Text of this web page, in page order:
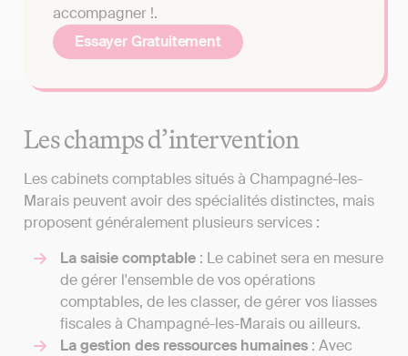
accompagner !.
Essayer Gratuitement
Les champs d’intervention
Les cabinets comptables situés à Champagné-les-
Marais peuvent avoir des spécialités distinctes, mais
proposent généralement plusieurs services :
La saisie comptable : Le cabinet sera en mesure
de gérer l'ensemble de vos opérations
comptables, de les classer, de gérer vos liasses
fiscales à Champagné-les-Marais ou ailleurs.
La gestion des ressources humaines : Avec